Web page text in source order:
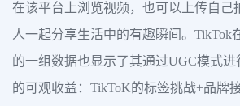
在该平台上浏览视频，也可以上传自己
人一起分享生活中的有趣瞬间。TikTok
的一组数据也显示了其通过UGC模式
的可观收益：TikToK的标签挑战+品牌